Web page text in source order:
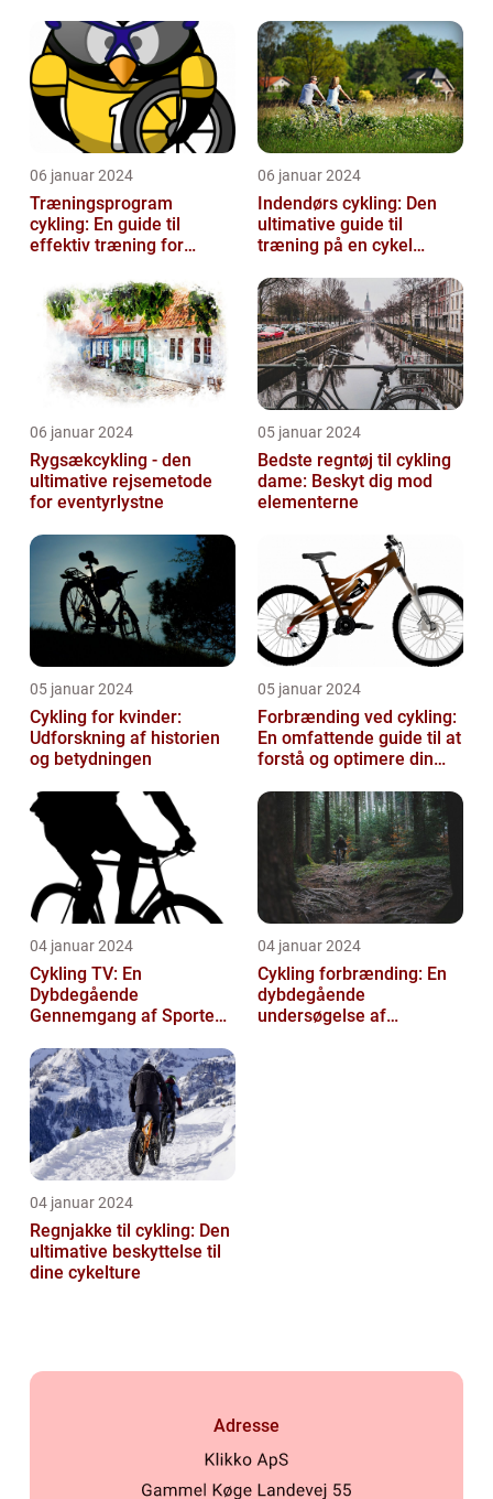
06 januar 2024
Træningsprogram
cykling: En guide til
effektiv træning for
06 januar 2024
Indendørs cykling: Den
ultimative guide til
træning på en cykel
06 januar 2024
Rygsækcykling - den
ultimative rejsemetode
for eventyrlystne
05 januar 2024
Bedste regntøj til cykling
dame: Beskyt dig mod
elementerne
05 januar 2024
Cykling for kvinder:
Udforskning af historien
og betydningen
05 januar 2024
Forbrænding ved cykling:
En omfattende guide til at
forstå og optimere din
04 januar 2024
Cykling TV: En
Dybdegående
Gennemgang af Sportens
04 januar 2024
Cykling forbrænding: En
dybdegående
undersøgelse af
04 januar 2024
Regnjakke til cykling: Den
ultimative beskyttelse til
dine cykelture
Adresse